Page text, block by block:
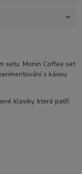
setu. Monin Coffee set
s kávou
klasiky, které patří